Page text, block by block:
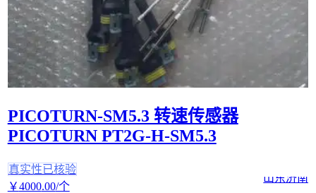
PICOTURN-SM5.3 转速传感器
PICOTURN PT2G-H-SM5.3
真实性已核验
￥4000.00/个
山东济南